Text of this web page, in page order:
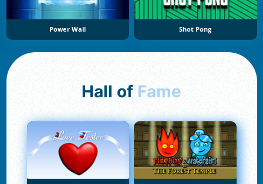
Power Wall Shot Pong
Hall of Fame